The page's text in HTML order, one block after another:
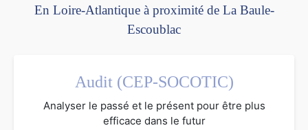
En Loire-Atlantique à proximité de La Baule-
Escoublac
Audit (CEP-SOCOTIC)
Analyser le passé et le présent pour être plus
efficace dans le futur